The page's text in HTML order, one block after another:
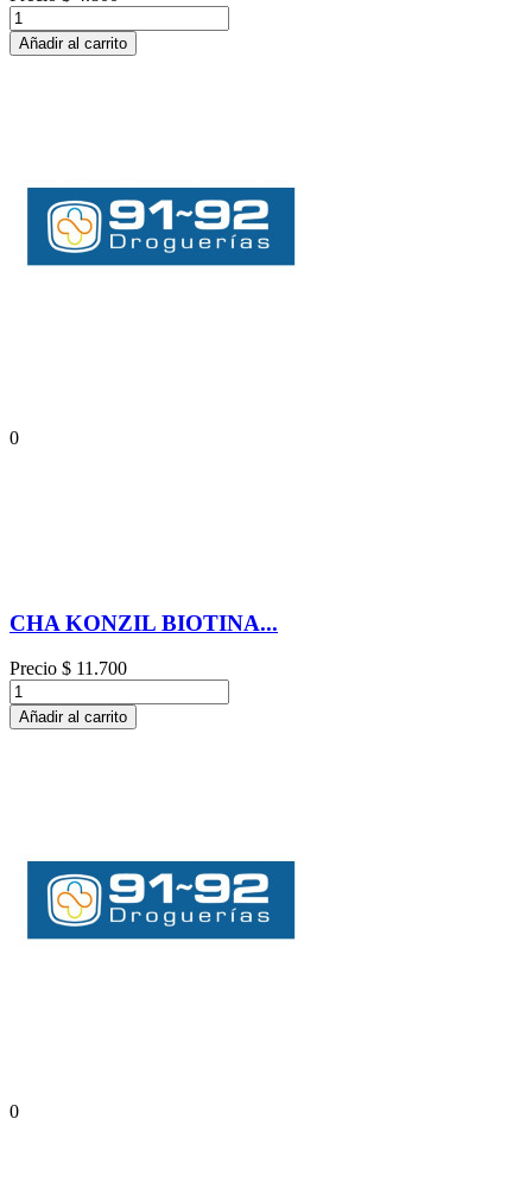
Añadir al carrito
0
CHA KONZIL BIOTINA...
Precio $ 11.700
Añadir al carrito
0